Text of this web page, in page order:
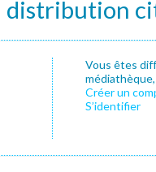
distribution
Vous êtes
Créer un
S’identifier